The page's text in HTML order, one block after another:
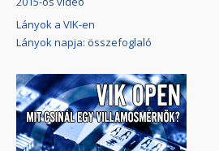
Lányok a VIK-en
Lányok napja: összefoglaló